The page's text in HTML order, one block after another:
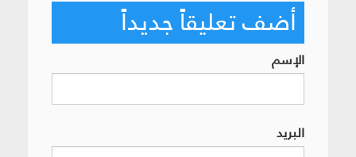
أضف تعليقاً جديداً
الإسم
البريد